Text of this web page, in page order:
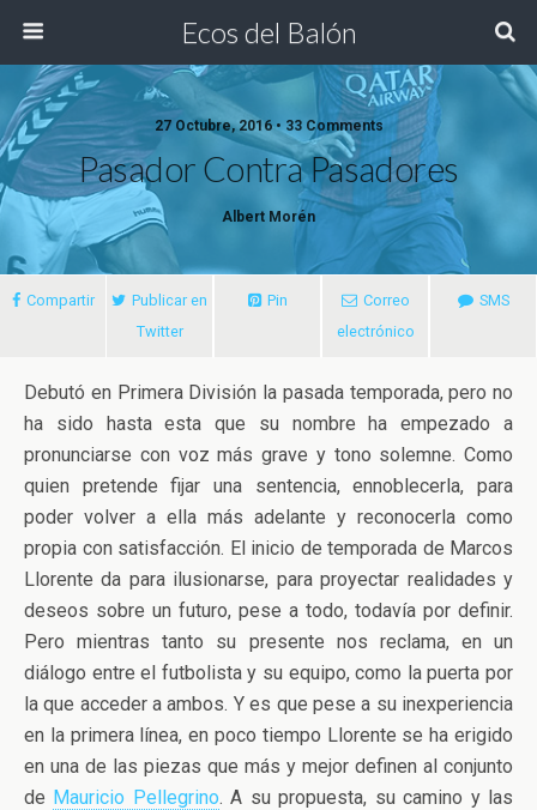
Ecos del Balón
27 Octubre, 2016 • 33 Comments
Pasador Contra Pasadores
Albert Morén
Compartir
Publicar en
Twitter
Pin
Correo
electrónico
SMS
Debutó en Primera División la pasada temporada, pero no
ha sido hasta esta que su nombre ha empezado a
pronunciarse con voz más grave y tono solemne. Como
quien pretende fijar una sentencia, ennoblecerla, para
poder volver a ella más adelante y reconocerla como
propia con satisfacción. El inicio de temporada de Marcos
Llorente da para ilusionarse, para proyectar realidades y
deseos sobre un futuro, pese a todo, todavía por definir.
Pero mientras tanto su presente nos reclama, en un
diálogo entre el futbolista y su equipo, como la puerta por
la que acceder a ambos. Y es que pese a su inexperiencia
en la primera línea, en poco tiempo Llorente se ha erigido
en una de las piezas que más y mejor definen al conjunto
de Mauricio Pellegrino. A su propuesta, su camino y las